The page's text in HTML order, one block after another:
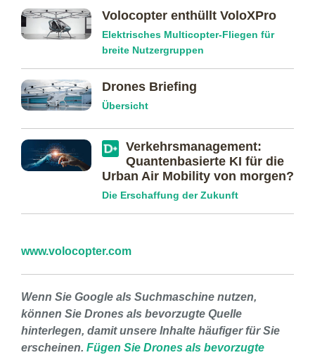
Volocopter enthüllt VoloXPro
Elektrisches Multicopter-Fliegen für
breite Nutzergruppen
Drones Briefing
Übersicht
Verkehrs­management:
Quanten­basierte KI für die
Urban Air Mobility von morgen?
Die Erschaffung der Zukunft
www.volocopter.com
Wenn Sie Google als Suchmaschine nutzen,
können Sie Drones als bevorzugte Quelle
hinterlegen, damit unsere Inhalte häufiger für Sie
erscheinen. Fügen Sie Drones als bevorzugte